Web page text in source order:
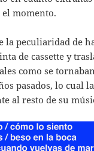
momento.
la peculiaridad de
de cassette y
como se
pasados, lo cual
al resto de su